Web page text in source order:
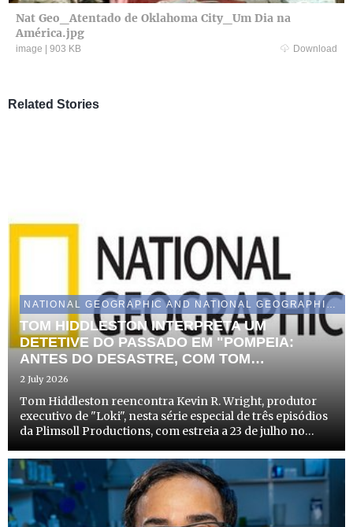
Nat Geo_Atentado de Oklahoma City_Um Dia na
América.jpg
image 903 KB Download
Related Stories
NATIONAL GEOGRAPHIC AND NATIONAL GEOGRAPHIC WILD
TOM HIDDLESTON INTERPRETA UM
DETETIVE DO PASSADO EM "POMPEIA:
ANTES DO DESASTRE, COM TOM
HIDDLESTON" A INOVADORA INVESTIGAÇÃO
DA NATIONAL GEOGRAPHIC SOBRE AS
ÚLTIMAS HORAS DA CIDADE
2 July 2026
Tom Hiddleston reencontra Kevin R. Wright, produtor
executivo de "Loki", nesta série especial de três episódios
da Plimsoll Productions, com estreia a 23 de julho no